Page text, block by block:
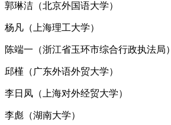
郭琳洁（北京外国语大学）
杨凡（上海理工大学）
陈端一（浙江省玉环市综合行政执法局）
邱槿（广东外语外贸大学）
李日凤（上海对外经贸大学）
李彪（湖南大学）